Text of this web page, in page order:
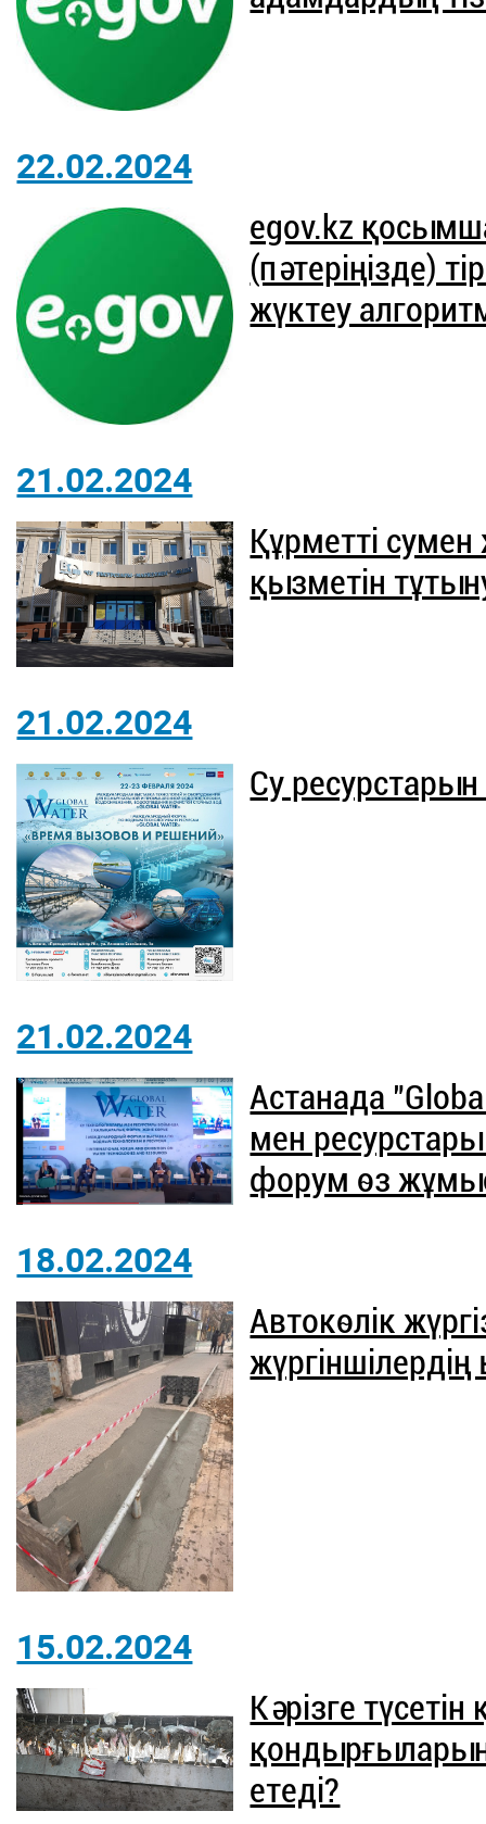
22.02.2024
egov.kz
(пәтеріңізде)
жүктеу
21.02.2024
Құрметті
қызметін
21.02.2024
Су ресурстарын
21.02.2024
Астанада
мен
форум өз
18.02.2024
Автокөлік
15.02.2024
Кәрізге
етеді?